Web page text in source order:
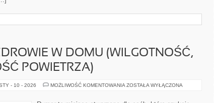
W DOMU (WILGOTNOŚĆ,
POWIETRZA)
- 10 - 2026 MOŻLIWOŚĆ KOMENTOWANIA KOMFORT
W
ZOSTAŁA WYŁĄCZONA